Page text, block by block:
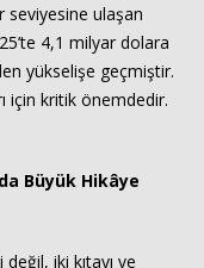
seviyesine ulaşan
4,1 milyar dolara
yükselişe geçmiştir.
için kritik önemdedir.
Büyük Hikâye
iki kıtayı ve